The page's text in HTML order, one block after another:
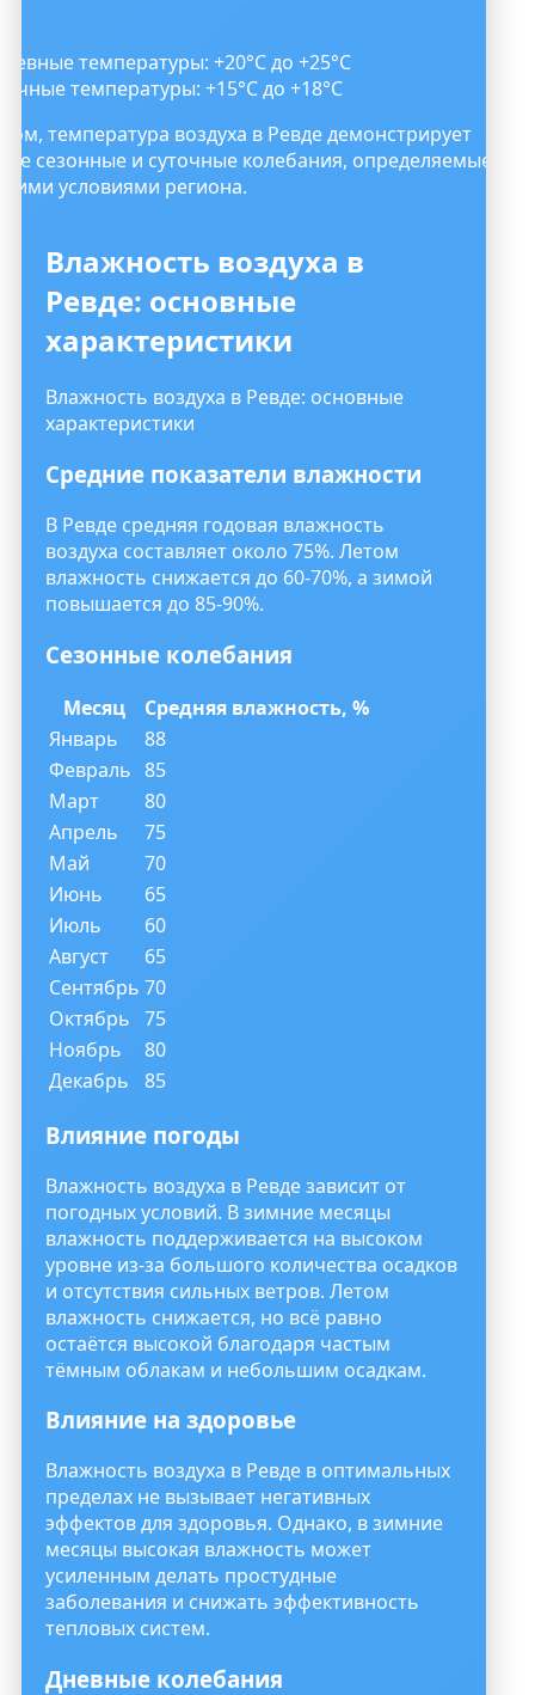
температуры: +20°C до +25°C
температуры: +15°C до +18°C
температура воздуха в Ревде демонстрирует
сезонные и суточные колебания, определяемые
условиями региона.
Влажность воздуха в
Ревде: основные
характеристики
Влажность воздуха в Ревде: основные
характеристики
Средние показатели влажности
В Ревде средняя годовая влажность
воздуха составляет около 75%. Летом
влажность снижается до 60-70%, а зимой
повышается до 85-90%.
Сезонные колебания
Месяц
Средняя влажность, %
Январь
88
Февраль 85
Март
80
Апрель
75
Май
70
Июнь
65
Июль
60
Август
65
Сентябрь 70
Октябрь 75
Ноябрь
80
Декабрь
85
Влияние погоды
Влажность воздуха в Ревде зависит от
погодных условий. В зимние месяцы
влажность поддерживается на высоком
уровне из-за большого количества осадков
и отсутствия сильных ветров. Летом
влажность снижается, но всё равно
остаётся высокой благодаря частым
тёмным облакам и небольшим осадкам.
Влияние на здоровье
Влажность воздуха в Ревде в оптимальных
пределах не вызывает негативных
эффектов для здоровья. Однако, в зимние
месяцы высокая влажность может
усиленным делать простудные
заболевания и снижать эффективность
тепловых систем.
Дневные колебания